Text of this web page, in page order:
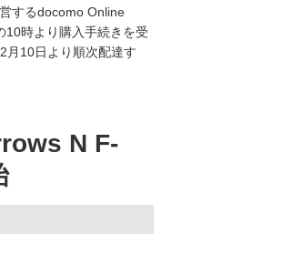
するdocomo Online
時より購入手続きを受
月10日より順次配達す
N F-